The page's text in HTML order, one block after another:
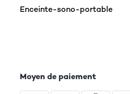
Great little amplifier.
using the PC) using
Enceinte-sono-portable
Moyen de paiement